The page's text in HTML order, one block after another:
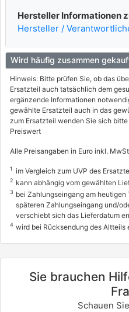
Hersteller Informationen
Hersteller /
Wird häufig zusammen
Hinweis: Bitte prüfen Sie, ob das
Ersatzteil auch tatsächlich dem
ergänzende Informationen
gewählte Ersatzteil auch in das
zum Ersatzteil wenden Sie sich
Preiswert
Alle Preisangaben in Euro inkl.
1 im Vergleich zum UVP des
2 kann abhängig vom gewählten
3 bei Zahlungseingang am
späteren Zahlungseingang und/
verschiebt sich das Lieferdatum
4 wird bei Rücksendung des Altteils
Sie brauchen
Schauen